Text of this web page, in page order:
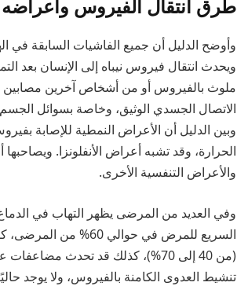
طرق انتقال الفيروس وأعراضه
وأوضح الدليل أن جميع الفاشيات السابقة في
ويحدث انتقال فيروس نيباه إلى الإنسان بعد
ملوث بالفيروس أو من أشخاص آخرين
الاتصال الجسدي الوثيق، وخاصة بسوائل الجسم،
وبين الدليل أن الأعراض النمطية للإصابة
الحرارة، وقد تشبه أعراض الأنفلونزا.
والأعراض التنفسية الأخرى.
السريع للمرض في
(من 40 إلى 70%)، كذلك قد تحدث
تنشيط العدوى الكامنة بالفيروس، ولا يوجد